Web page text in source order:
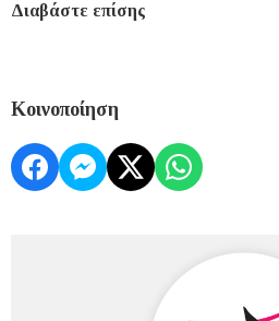
Διαβάστε επίσης
Κοινοποίηση